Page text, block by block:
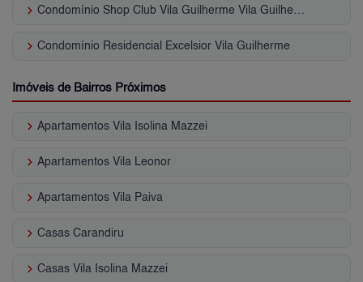
keyboard_arrow_right Condomínio Shop Club Vila Guilherme Vila Guilherme
keyboard_arrow_right Condomínio Residencial Excelsior Vila Guilherme
Imóveis de Bairros Próximos
keyboard_arrow_right Apartamentos Vila Isolina Mazzei
keyboard_arrow_right Apartamentos Vila Leonor
keyboard_arrow_right Apartamentos Vila Paiva
keyboard_arrow_right Casas Carandiru
keyboard_arrow_right Casas Vila Isolina Mazzei